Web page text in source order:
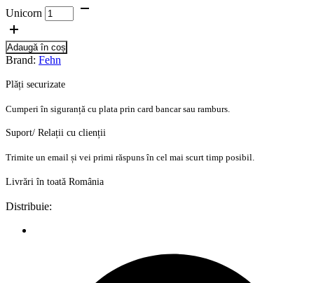
Unicorn
Adaugă în coș
Brand: Fehn
Plăți securizate
Cumperi în siguranță cu plata prin card bancar sau ramburs.
Suport/ Relații cu clienții
Trimite un email și vei primi răspuns în cel mai scurt timp posibil.
Livrări în toată România
Distribuie: